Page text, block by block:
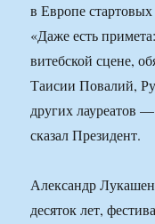
в Европе
«Даже есть
витебской сцене,
Таисии Повалий,
других лауреатов
сказал Президент.
Александр
десяток лет,